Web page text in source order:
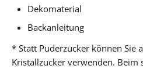
Dekomaterial
Backanleitung
* Statt Puderzucker können Sie
Kristallzucker verwenden. Beim